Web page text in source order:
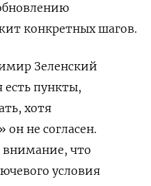
конкретных шагов.
Зеленский
есть пункты,
хотя
не согласен.
внимание, что
условия